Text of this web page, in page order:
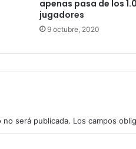
apenas pasa de los
jugadores
9 octubre, 2020
será publicada. Los campos